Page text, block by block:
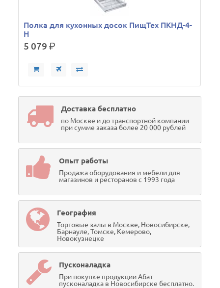
Полка для кухонных досок ПищТех ПКНД-4-
Н
5 079р.
Доставка бесплатно
по Москве и до транспортной компании
при сумме заказа более 20 000 рублей
Опыт работы
Продажа оборудования и мебели для
магазинов и ресторанов с 1993 года
География
Торговые залы в Москве, Новосибирске,
Барнауле, Томске, Кемерово,
Новокузнецке
Пусконаладка
При покупке продукции Абат
пусконаладка в Новосибирске бесплатно.